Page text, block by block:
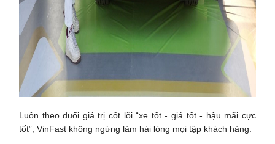
Luôn theo đuổi giá trị cốt lõi “xe tốt - giá tốt - hậu mãi cực
tốt”, VinFast không ngừng làm hài lòng mọi tập khách hàng.